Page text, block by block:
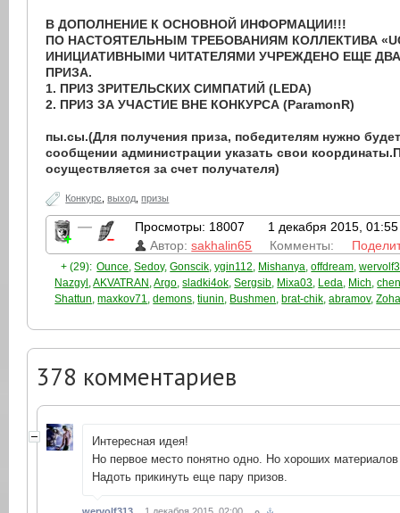
В ДОПОЛНЕНИЕ К ОСНОВНОЙ ИНФОРМАЦИИ!!!
ПО НАСТОЯТЕЛЬНЫМ ТРЕБОВАНИЯМ КОЛЛЕКТИВА
ИНИЦИАТИВНЫМИ ЧИТАТЕЛЯМИ УЧРЕЖДЕНО ЕЩЕ
ПРИЗА.
1. ПРИЗ ЗРИТЕЛЬСКИХ СИМПАТИЙ (LEDA)
2. ПРИЗ ЗА УЧАСТИЕ ВНЕ КОНКУРСА (ParamonR)
пы.сы.(Для получения приза, победителям нужно
сообщении администрации указать свои
осуществляется за счет получателя)
Конкурс ,выход ,призы
— Просмотры: 18007
1 декабря 2015, 01:55
Автор:sakhalin65 Комменты:
+ (29): Ounce,Sedoy,Gonscik,ygin112, Mishanya,offdream,
Nazgyl ,AKVATRAN ,Argo,sladki4ok,Sergsib, Mixa03, Leda, Mich,
Shattun,maxkov71,demons,tiunin, Bushmen, brat-chik,abramov,
378 комментариев
Интересная идея!
Но первое место понятно одно. Но хороших
Надоть прикинуть еще пару призов.